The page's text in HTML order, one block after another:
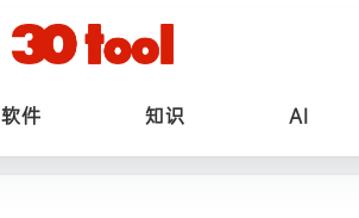
软件 知识 AI